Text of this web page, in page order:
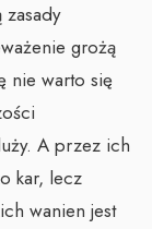
zasady
grożą
nie warto się
A przez ich
kar, lecz
wanien jest